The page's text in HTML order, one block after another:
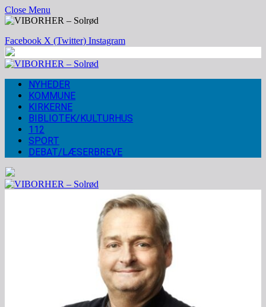
Close Menu
Facebook X (Twitter) Instagram
NYHEDER
KOMMUNE
KIRKERNE
BIBLIOTEK/KULTURHUS
112
SPORT
DEBAT/LÆSERBREVE